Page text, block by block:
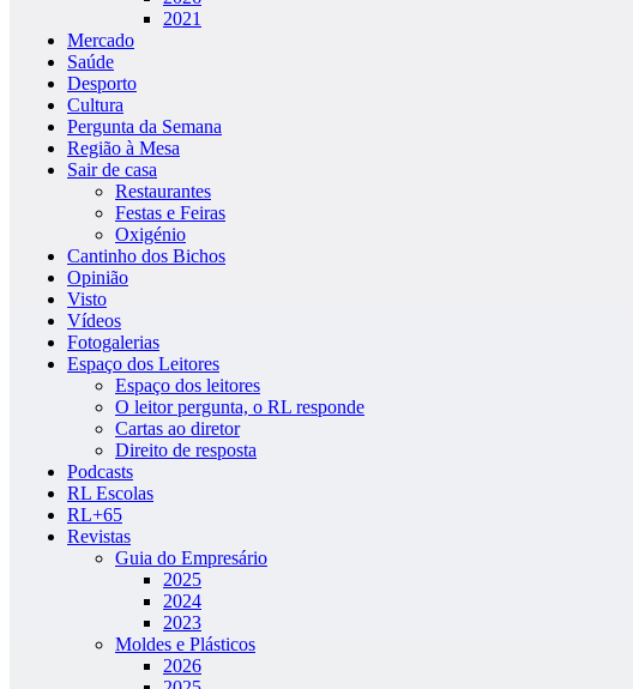
2021
Mercado
Saúde
Desporto
Cultura
Pergunta da Semana
Região à Mesa
Sair de casa
Restaurantes
Festas e Feiras
Oxigénio
Cantinho dos Bichos
Opinião
Visto
Vídeos
Fotogalerias
Espaço dos Leitores
Espaço dos leitores
O leitor pergunta, o RL responde
Cartas ao diretor
Direito de resposta
Podcasts
RL Escolas
RL+65
Revistas
Guia do Empresário
2025
2024
2023
Moldes e Plásticos
2026